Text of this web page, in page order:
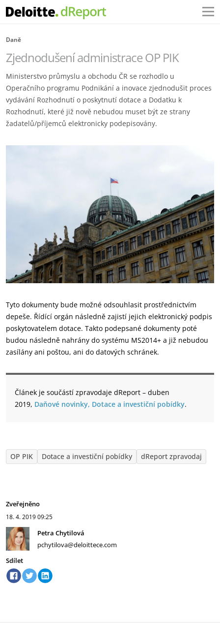
Daně
Zjednodušení administrace OP PIK
Ministerstvo průmyslu a obchodu ČR se rozhodlo u
Operačního programu Podnikání a inovace zjednodušit proces
vydávání Rozhodnutí o poskytnutí dotace a Dodatku k
Rozhodnutí, které již nově nebudou muset být ze strany
žadatelů/příjemců elektronicky podepisovány.
Tyto dokumenty bude možné odsouhlasit prostřednictvím
depeše. Řídící orgán následně zajistí jejich elektronický podpis
poskytovatelem dotace. Takto podepsané dokumenty poté
budou následně nahrány do systému MS2014+ a již nebudou
zasílány ani poštou, ani do datových schránek.
Článek je součástí zpravodaje dReport – duben
2019, Daňové novinky, Dotace a investiční pobídky.
OP PIK Dotace a investiční pobídky dReport zpravodaj
Zveřejněno
18. 4. 201909:25
Petra Chytilová
pchytilova@deloittece.com
Sdílet